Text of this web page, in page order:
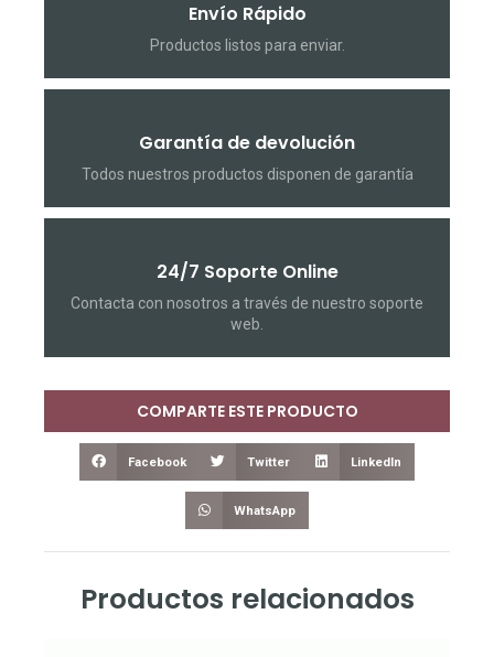
Envío Rápido
Productos listos para enviar.
Garantía de devolución
Todos nuestros productos disponen de garantía
24/7 Soporte Online
Contacta con nosotros a través de nuestro soporte
web.
COMPARTE ESTE PRODUCTO
Facebook Twitter LinkedIn
WhatsApp
Productos relacionados